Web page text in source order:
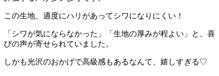
この生地、適度にハリがあってシワになりにくい！
「シワが気にならなかった」「生地の厚みが程よい」と、喜
びの声が寄せられていました。
しかも光沢のおかげで高級感もあるなんて、嬉しすぎる♡